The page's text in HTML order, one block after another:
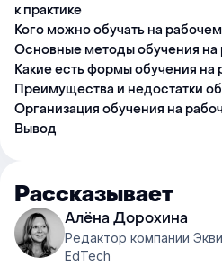
к практике
Кого можно обучать на
Основные методы обучения на
Какие есть формы обучения на
Преимущества и недостатки
Организация обучения на
Вывод
Рассказывает
Алёна Дорохина
Редактор компании
EdTech